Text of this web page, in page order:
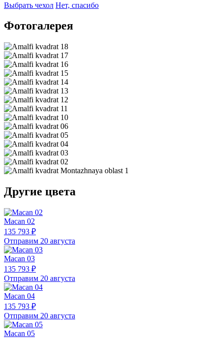
Выбрать чехол Нет, спасибо
Фотогалерея
Другие цвета
Macan 02
135 793 ₽
Отправим 20 августа
Macan 03
135 793 ₽
Отправим 20 августа
Macan 04
135 793 ₽
Отправим 20 августа
Macan 05